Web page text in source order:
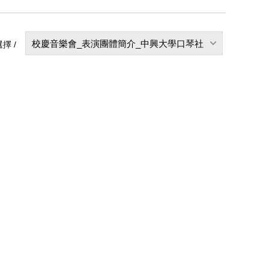
擇 / 校慶音樂會_表演團體簡介_中興大學口琴社